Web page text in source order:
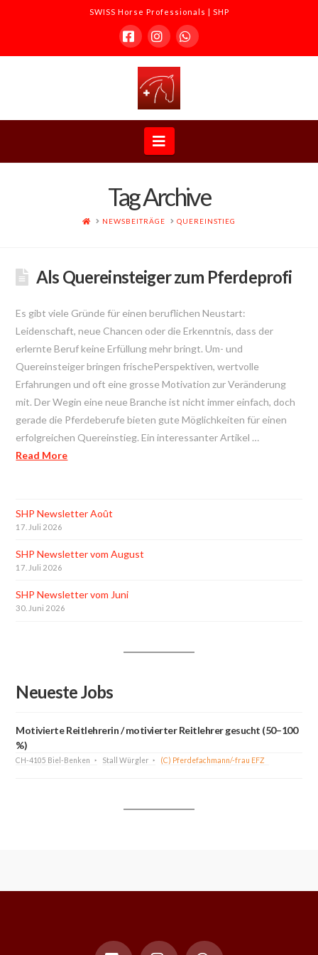
SWISS Horse Professionals | SHP
FacebookInstagramWhatsapp
Horse
Professionals
SHP
Navigation
Tag Archive
HOMENEWSBEITRÄGE QUEREINSTIEG
Als Quereinsteiger zum Pferdeprofi
Es gibt viele Gründe für einen beruflichen Neustart:
Leidenschaft, neue Chancen oder die Erkenntnis, dass der
erlernte Beruf keine Erfüllung mehr bringt. Um- und
Quereinsteiger bringen frischePerspektiven, wertvolle
Erfahrungen und oft eine grosse Motivation zur Veränderung
mit. Der Wegin eine neue Branche ist nicht immer einfach, doch
gerade die Pferdeberufe bieten gute Möglichkeiten für einen
erfolgreichen Quereinstieg. Ein interessanter Artikel …
Read More
SHP Newsletter Août
17. Juli 2026
SHP Newsletter vom August
17. Juli 2026
SHP Newsletter vom Juni
30. Juni 2026
Neueste Jobs
Motivierte Reitlehrerin / motivierter Reitlehrer gesucht (50–100
%)
CH-4105 Biel-Benken Stall Würgler (C) Pferdefachmann/-frau EFZ